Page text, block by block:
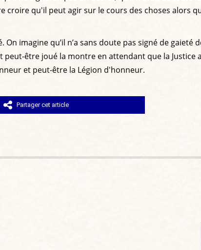
qu'il peut agir sur le cours des choses alors
imagine qu’il n’a sans doute pas signé de
être joué la montre en attendant que la
et peut-être la Légion d'honneur.
Partager cet article